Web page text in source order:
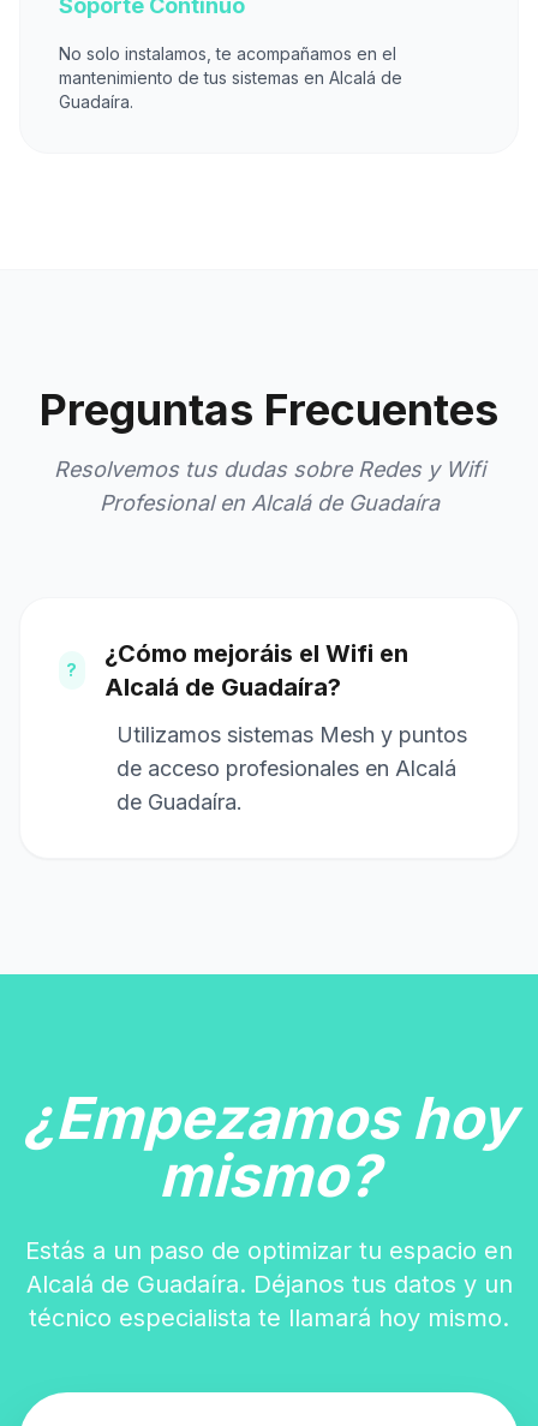
Soporte Continuo
No solo instalamos, te acompañamos en el
mantenimiento de tus sistemas en Alcalá de
Guadaíra.
Preguntas Frecuentes
Resolvemos tus dudas sobre Redes y Wifi
Profesional en Alcalá de Guadaíra
?
¿Cómo mejoráis el Wifi en
Alcalá de Guadaíra?
Utilizamos sistemas Mesh y puntos
de acceso profesionales en Alcalá
de Guadaíra.
¿Empezamos hoy
mismo?
Estás a un paso de optimizar tu espacio en
Alcalá de Guadaíra. Déjanos tus datos y un
técnico especialista te llamará hoy mismo.